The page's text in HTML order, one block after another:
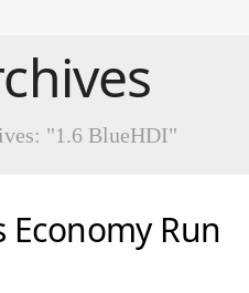
"1.6 BlueHDI"
Economy Run